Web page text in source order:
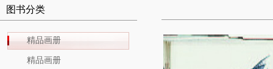
图书分类
精品画册
精品画册